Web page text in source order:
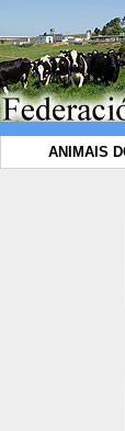
ANIMAIS